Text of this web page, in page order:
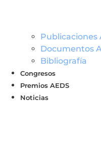
Publicaciones
Documentos
Bibliografía
Congresos
Premios AEDS
Noticias